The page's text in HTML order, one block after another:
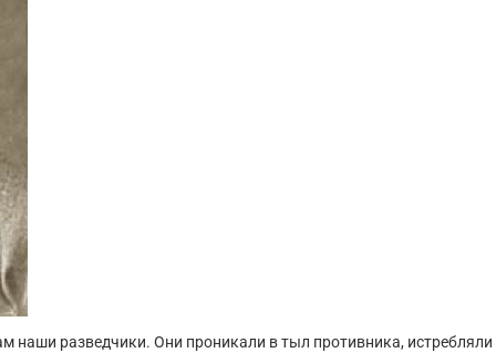
наши разведчики. Они проникали в тыл противника,